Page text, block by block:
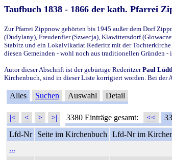
Taufbuch 1838 - 1866 der kath. Pfarrei
Zur Pfarrei Zippnow gehörten bis 1945 außer dem Dorf
(Dudylany), Freudenfier (Szwecja), Klawittersdorf
Stabitz und ein Lokalvikariat Rederitz mit der Tochterkirche
diesen Gemeinden - wohl noch aus traditionellen Gründen -
Autor dieser Abschrift ist der gebürtige RederitzerPaul
Kirchenbuch, sind in dieser Liste korrigiert worden. Bei der
Alles Suchen Auswahl Detail
|< < > >| 3380 Einträge gesamt: <<
Lfd-Nr
Seite im Kirchenbuch Lfd-Nr im
...